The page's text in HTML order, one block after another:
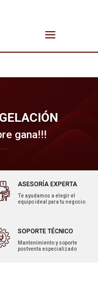
gana!!!
ASESORÍA EXPERTA
Te ayudamos a elegir el
equipo ideal para tu negocio
SOPORTE TÉCNICO
Mantenimiento y soporte
postventa especializado